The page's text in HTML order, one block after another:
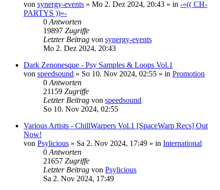
von synergy-events » Mo 2. Dez 2024, 20:43 » in -«(( CH-
PARTYS ))»-
0 Antworten
19897 Zugriffe
Letzter Beitrag von synergy-events
Mo 2. Dez 2024, 20:43
Dark Zenonesque - Psy Samples & Loops Vol.1
von speedsound » So 10. Nov 2024, 02:55 » in Promotion
0 Antworten
21159 Zugriffe
Letzter Beitrag von speedsound
So 10. Nov 2024, 02:55
Various Artists - ChillWarpers Vol.1 [SpaceWarp Recs] Out
Now!
von Psylicious » Sa 2. Nov 2024, 17:49 » in International
0 Antworten
21657 Zugriffe
Letzter Beitrag von Psylicious
Sa 2. Nov 2024, 17:49